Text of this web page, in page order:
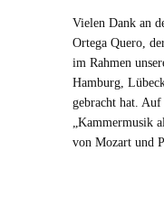
Vielen Dank an
Ortega Quero,
im Rahmen
Hamburg,
gebracht hat. Auf
„Kammermusik
von Mozart und